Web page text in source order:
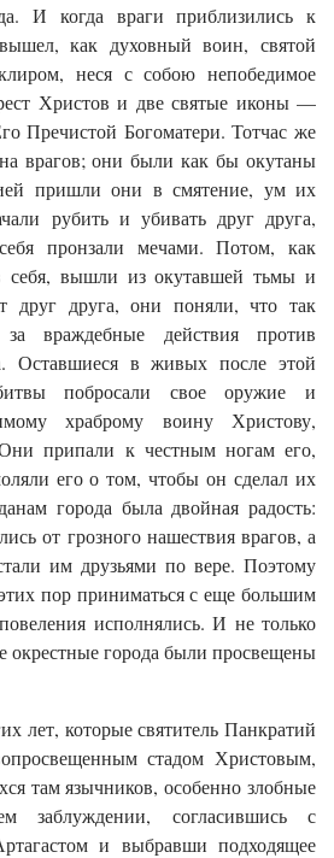
И когда враги приблизились к
как духовный воин, святой
неся с собою непобедимое
Христов и две святые иконы —
Пречистой Богоматери. Тотчас же
врагов; они были как бы окутаны
пришли они в смятение, ум их
рубить и убивать друг друга,
пронзали мечами. Потом, как
вышли из окутавшей тьмы и
друг друга, они поняли, что так
враждебные действия против
Оставшиеся в живых после этой
битвы побросали свое оружие и
храброму воину Христову,
припали к честным ногам его,
его о том, чтобы он сделал их
города была двойная радость:
от грозного нашествия врагов, а
им друзьями по вере. Поэтому
пор приниматься с еще большим
исполнялись. И не только
окрестные города были просвещены
лет, которые святитель Панкратий
стадом Христовым,
там язычников, особенно злобные
согласившись с
и выбравши подходящее